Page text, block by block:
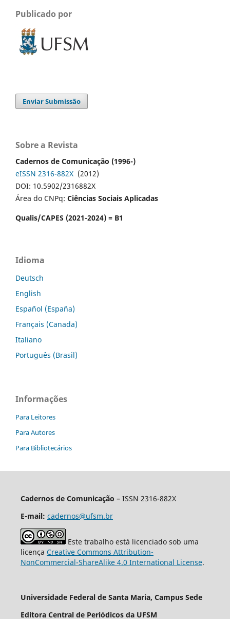
Publicado por
Enviar Submissão
Sobre a Revista
Cadernos de Comunicação (1996-)
eISSN 2316-882X (2012)
DOI: 10.5902/2316882X
Área do CNPq: Ciências Sociais Aplicadas
Qualis/CAPES (2021-2024) = B1
Idioma
Deutsch
English
Español (España)
Français (Canada)
Italiano
Português (Brasil)
Informações
Para Leitores
Para Autores
Para Bibliotecários
Cadernos de Comunicação – ISSN 2316-882X
E-mail: cadernos@ufsm.br
Este trabalho está licenciado sob uma
licença Creative Commons Attribution-
NonCommercial-ShareAlike 4.0 International License.
Universidade Federal de Santa Maria, Campus Sede
Editora Central de Periódicos da UFSM